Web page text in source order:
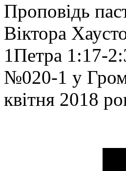
Проповідь
Віктора
1Петра
№020-1 у
квітня 2018